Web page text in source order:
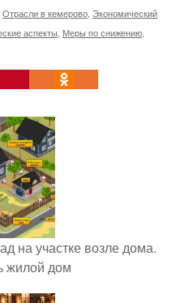
Отрасли в кемерово Экономический
аспекты Меры по снижению
на участке возле дома.
жилой дом